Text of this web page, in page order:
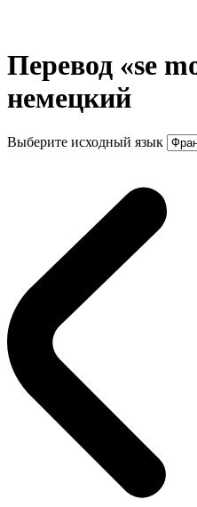
Перевод «se
немецкий
Выберите исходный язык